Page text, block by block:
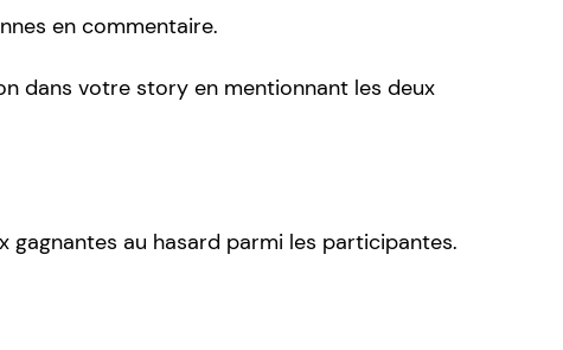
en commentaire.
dans votre story en mentionnant les deux
gagnantes au hasard parmi les participantes.